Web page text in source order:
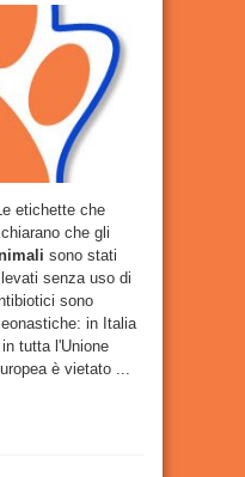
carne:
provenienza
all’uso
antibiotici,
ecco
a
cosa
stare
attenti
etichette che
che gli
sono stati
senza uso di
sono
in Italia
tutta l'Unione
è vietato ...